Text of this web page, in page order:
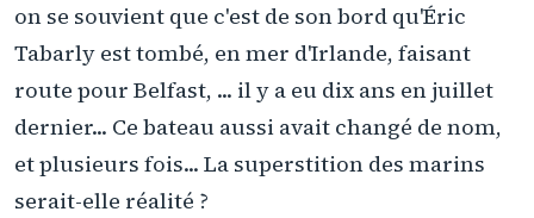
on se souvient que c'est de son bord qu'Éric
Tabarly est tombé, en mer d'Irlande, faisant
route pour Belfast, ... il y a eu dix ans en juillet
dernier... Ce bateau aussi avait changé de nom,
et plusieurs fois... La superstition des marins
serait-elle réalité ?